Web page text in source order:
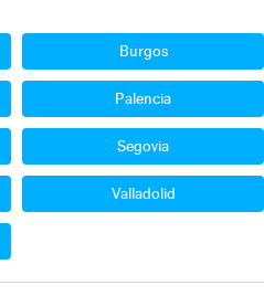
Burgos
Palencia
Segovia
Valladolid